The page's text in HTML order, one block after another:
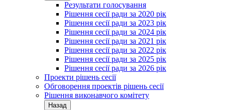
Результати голосування
Рішення сесії ради за 2020 рік
Рішення сесії ради за 2023 рік
Рішення сесії ради за 2024 рік
Рішення сесії ради за 2021 рік
Рішення сесії ради за 2022 рік
Рішення сесії ради за 2025 рік
Рішення сесії ради за 2026 рік
Проекти рішень сесії
Обговорення проектів рішень сесії
Рішення виконавчого комітету
Назад